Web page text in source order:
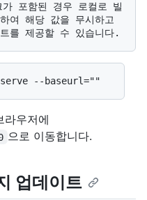
포함된 경우 로컬로 빌
여 해당 값을 무시하고
라우저에
으로 이동합니다.
업데이트